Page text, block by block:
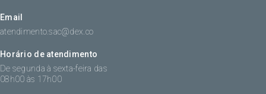
Email
atendimento.sac@dex.co
Horário de atendimento
De segunda à sexta-feira das
08h00 às 17h00